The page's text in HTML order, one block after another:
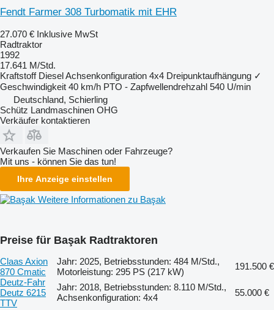
Fendt Farmer 308 Turbomatik mit EHR
27.070 € Inklusive MwSt
Radtraktor
1992
17.641 M/Std.
Kraftstoff DieselAchsenkonfiguration 4x4 Dreipunktaufhängung ✓
Geschwindigkeit 40 km/h PTO - Zapfwellendrehzahl 540 U/min
Deutschland, Schierling
Schütz Landmaschinen OHG
Verkäufer kontaktieren
Verkaufen Sie Maschinen oder Fahrzeuge?
Mit uns - können Sie das tun!
Ihre Anzeige einstellen
Weitere Informationen zu Başak
Preise für Başak Radtraktoren
Claas Axion
870 Cmatic
Jahr: 2025, Betriebsstunden: 484 M/Std.,
Motorleistung: 295 PS (217 kW)
191.500 €
Deutz-Fahr
Deutz 6215
TTV
Jahr: 2018, Betriebsstunden: 8.110 M/Std.,
Achsenkonfiguration: 4x4
55.000 €